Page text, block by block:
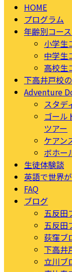
HOME
プログラム
年齢別コー
小学生
中学生
高校生
下高井戸校
Adventure
スタデ
ゴール
ツアー
ケアン
ボホー
生徒体験談
英語で世界
FAQ
ブログ
五反
五反
荻窪ブ
下高井
立川ブ